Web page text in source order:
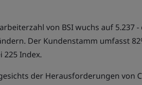
von BSI wuchs auf 5.237 -
Der Kundenstamm umfasst
225 Index.
der Herausforderungen von